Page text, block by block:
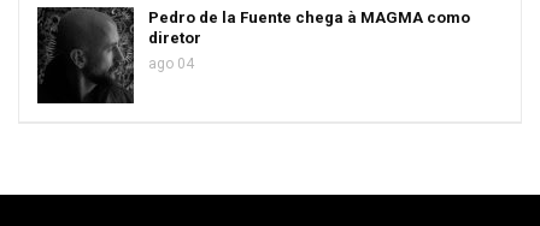
Pedro de la Fuente chega à MAGMA como
diretor
ago 04